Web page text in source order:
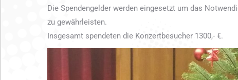
Die Spendengelder werden eingesetzt um das
zu gewährleisten.
Insgesamt spendeten die Konzertbesucher 1300,- €.